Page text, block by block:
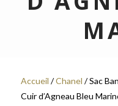
Accueil /Chanel / Sac
Cuir d’Agneau Bleu